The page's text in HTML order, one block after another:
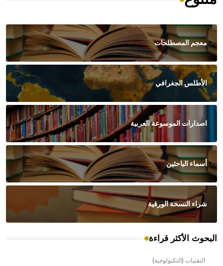
معجم المصطلحات
الأطلس الجغرافي
اصدارات الموسوعة العربية
أسماء الباحثين
شراء النسخة الورقية
البحوث الأكثر قراءة
التقنيات (التكنولوجية)